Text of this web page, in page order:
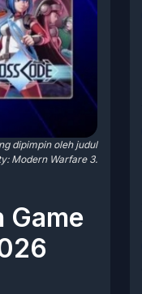
dipimpin oleh judul
Modern Warfare 3.
Game